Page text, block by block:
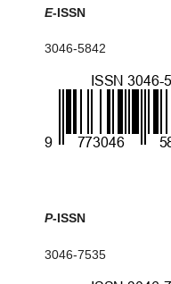
E-ISSN
3046-5842
P-ISSN
3046-7535